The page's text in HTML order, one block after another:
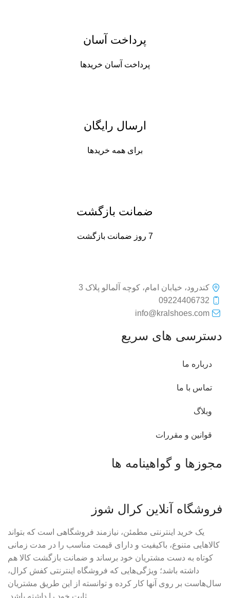
پرداخت آسان
پرداخت آسان خریدها
ارسال رایگان
برای همه خریدها
ضمانت بازگشت
7 روز ضمانت بازگشت
کندرود، خیابان امام، کوچه آلمالو پلاک 3
09224406732
info@kralshoes.com
دسترسی های سریع
درباره ما
تماس با ما
وبلاگ
قوانین و مقررات
مجوزها و گواهینامه ها
فروشگاه آنلاین کرال شوز
یک خرید اینترنتی مطمئن، نیازمند فروشگاهی است که بتواند
کالاهایی متنوع، باکیفیت و دارای قیمت مناسب را در مدت زمانی
کوتاه به دست مشتریان خود برساند و ضمانت بازگشت کالا هم
داشته باشد؛ ویژگی‌هایی که فروشگاه اینترنتی کفش کرال،
سال‌هاست بر روی آنها کار کرده و توانسته از این طریق مشتریان